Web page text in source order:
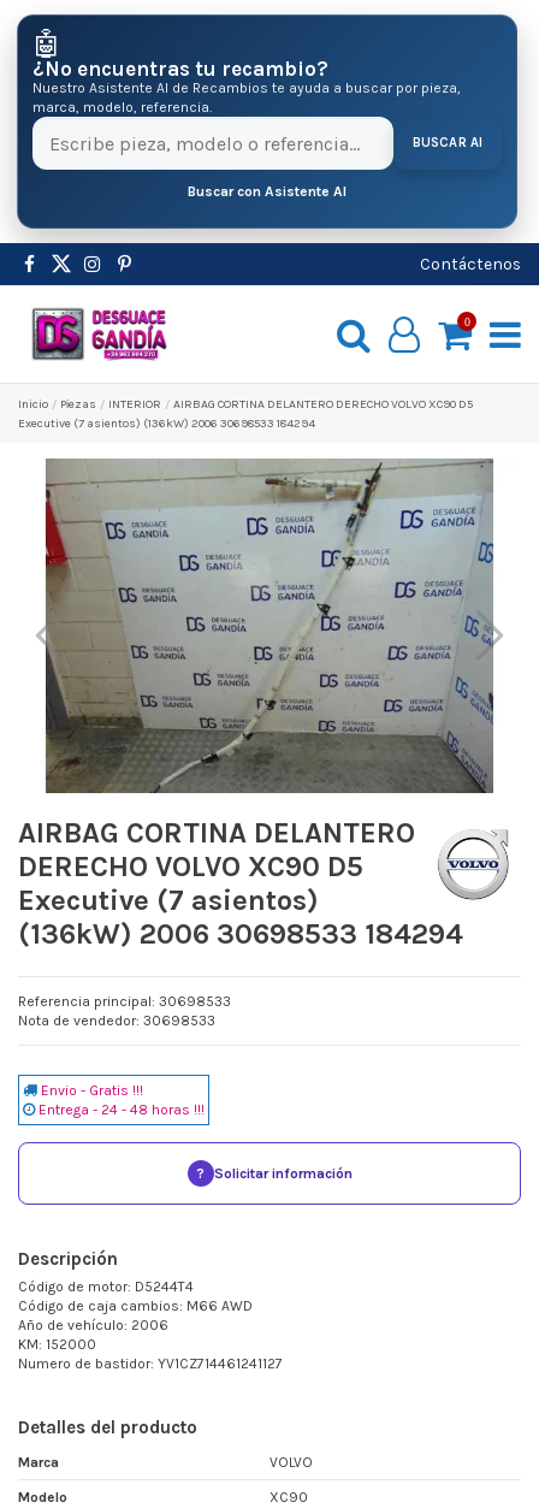
🤖
¿No encuentras tu recambio?
Nuestro Asistente AI de Recambios te ayuda a buscar por pieza,
marca, modelo, referencia.
BUSCAR AI
Buscar con Asistente AI
Contáctenos
0
Inicio Pіezas INTERIOR
AIRBAG CORTINA DELANTERO DERECHO VOLVO XC90 D5
Executive (7 asientos) (136kW) 2006 30698533 184294
AIRBAG CORTINA DELANTERO
DERECHO VOLVO XC90 D5
Executive (7 asientos)
(136kW) 2006 30698533 184294
Referencia principal: 30698533
Nota de vendedor: 30698533
Envio - Gratis !!!
Entrega - 24 - 48 horas !!!
? Solicitar información
Descripción
Código de motor: D5244T4
Código de caja cambios: M66 AWD
Año de vehículo: 2006
KM: 152000
Numero de bastidor: YV1CZ714461241127
Detalles del producto
Marca VOLVO
Modelo XC90